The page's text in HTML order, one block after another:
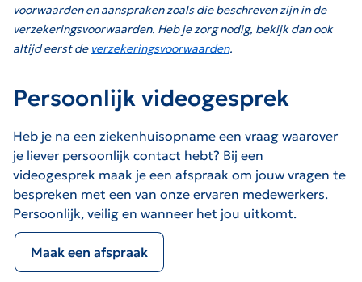
voorwaarden en aanspraken zoals die beschreven zijn in de
verzekeringsvoorwaarden. Heb je zorg nodig, bekijk dan ook
altijd eerst de verzekeringsvoorwaarden.
Persoonlijk videogesprek
Heb je na een ziekenhuisopname een vraag waarover
je liever persoonlijk contact hebt? Bij een
videogesprek maak je een afspraak om jouw vragen te
bespreken met een van onze ervaren medewerkers.
Persoonlijk, veilig en wanneer het jou uitkomt.
Maak een afspraak